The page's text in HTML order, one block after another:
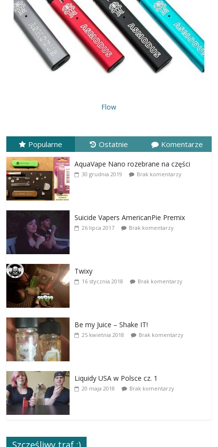
Flow
Popularne Ostatnie Komentarze
AquaVape Nano rozebrane na części
30 grudnia 2019 Brak komentarzy
Suicide Vapers AmericanPie Premix
26 lipca 2017 Brak komentarzy
Twixy
16 stycznia 2018 Brak komentarzy
Be my Juice – Shake IT!
25 kwietnia 2018 Brak komentarzy
Liquidy USA w Polsce cz. 1
20 maja 2018 Brak komentarzy
Szczęśliwy traf :)